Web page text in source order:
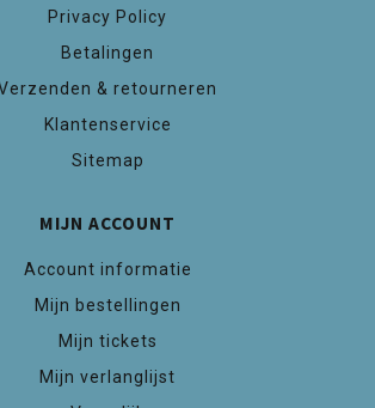
Privacy Policy
Betalingen
& retourneren
Klantenservice
Sitemap
MIJN ACCOUNT
Account informatie
Mijn bestellingen
Mijn tickets
Mijn verlanglijst